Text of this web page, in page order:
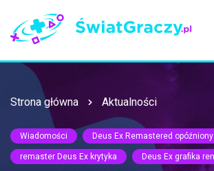
Strona główna Aktualności
Wiadomości Deus Ex Remastered opóźniony
remaster Deus Ex krytyka Deus Ex grafika